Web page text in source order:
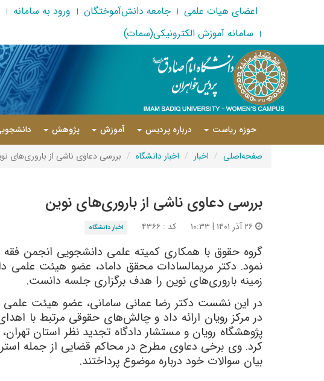
اعضای هیات علمی جامعه دانش‌آموختگان ورود به سامانه
سامانه آموزش الکترونیکی(سمات)
حوزه ریاست درباره پردیس آموزش پژوهش
صفحه‌اصلی اخبار اخبار دانشگاه بررسی دعاوی ناشی از باروری‌های
بررسی دعاوی ناشی از باروری‌های نوین
کد : ۴۳۶۶ اخبار دانشگاه
نمود. دکتر مریم­السادات محقق داماد، عضو هیئت
زمینه باروری‌های نوین را هدف برگزاری جلسه دانست.
در این نشست دکتر رضا عمانی سامانی، عضو هیئت علمی
در مرکز رویان ارائه داد و چالش‌های حقوقی مرتبط با
پژوهشگاه رویان و مستشار دادگاه تجدید نظر استان
کرد. وی برخی دعاوی مطرح در محاکم قضایی از جمله
بیان سوالات خود درباره موضوع پرداختند.